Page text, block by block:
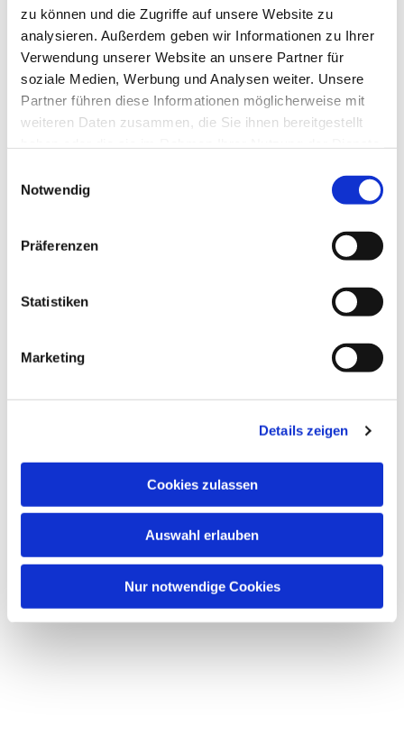
zu können und die Zugriffe auf unsere Website zu
analysieren. Außerdem geben wir Informationen zu Ihrer
Verwendung unserer Website an unsere Partner für
soziale Medien, Werbung und Analysen weiter. Unsere
Partner führen diese Informationen möglicherweise mit
weiteren Daten zusammen, die Sie ihnen bereitgestellt
Notwendig
Präferenzen
Statistiken
Marketing
Details zeigen
Cookies zulassen
Auswahl erlauben
Nur notwendige Cookies
können Sie sich gern hier auf die Warteliste
Wir informieren Sie, sobald ein Platz frei wird oder ein
ähnliches Angebot entsteht.